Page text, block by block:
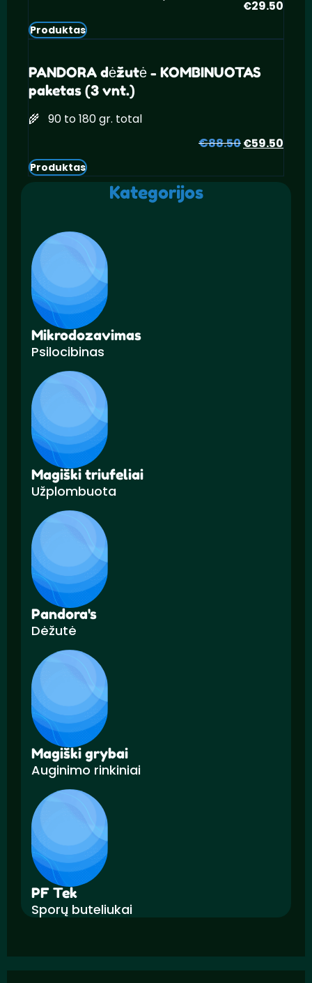
€29.50
Produktas
PANDORA dėžutė - KOMBINUOTAS
paketas (3 vnt.)
🌾 90 to 180 gr. total
€88.50Pradinė
buvo:
€59.50
yra:
Produktas
Kategorijos
Mikrodozavimas
Psilocibinas
Magiški triufeliai
Užplombuota
Pandora's
Dėžutė
Magiški grybai
Auginimo rinkiniai
PF Tek
Sporų buteliukai